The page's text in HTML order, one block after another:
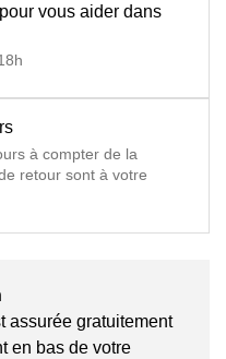
vous aider dans
à compter de la
retour sont à votre
assurée gratuitement
en bas de votre